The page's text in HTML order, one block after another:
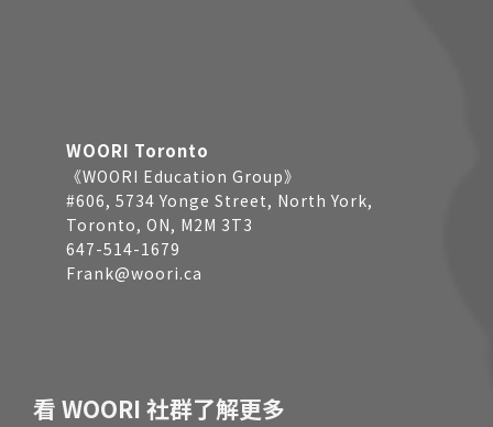
WOORI Toronto
《WOORI Education Group》
#606, 5734 Yonge Street, North York,
Toronto, ON, M2M 3T3
647-514-1679
Frank@woori.ca
看 WOORI 社群了解更多